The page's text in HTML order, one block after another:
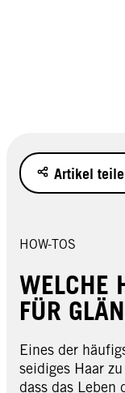
Artikel
HOW-TOS
WELCHE
FÜR
Eines der
seidiges Haar
dass das Leben